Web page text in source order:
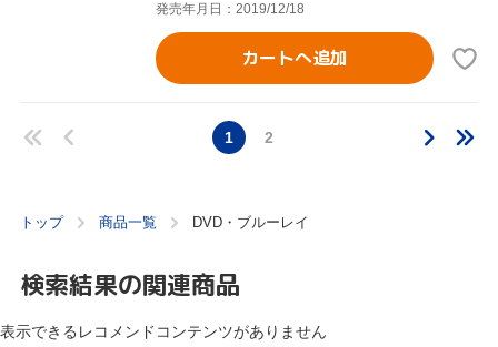
発売年月日：2019/12/18
カートへ追加
1 2
トップ 商品一覧 DVD・ブルーレイ
検索結果の関連商品
表示できるレコメンドコンテンツがありません